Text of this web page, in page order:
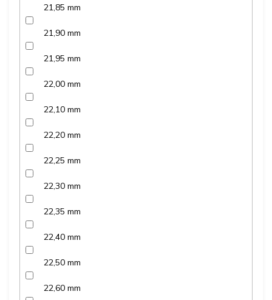
21,85 mm
21,90 mm
21,95 mm
22,00 mm
22,10 mm
22,20 mm
22,25 mm
22,30 mm
22,35 mm
22,40 mm
22,50 mm
22,60 mm